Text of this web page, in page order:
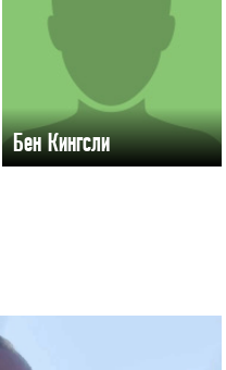
Бен Кингсли